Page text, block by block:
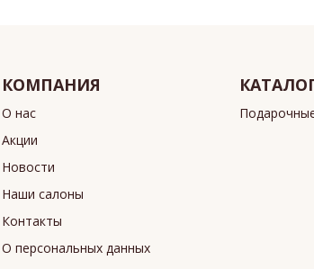
КОМПАНИЯ
О нас
Акции
Новости
Наши салоны
Контакты
О персональных данных